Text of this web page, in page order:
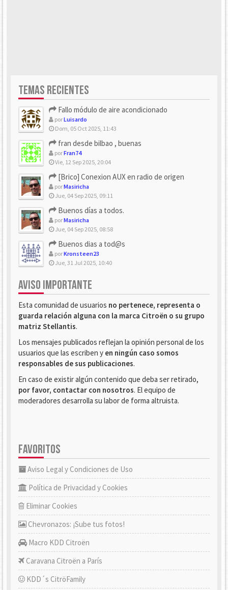
TEMAS RECIENTES
Fallo módulo de aire acondicionado
porLuisardo
Dom, 05 Oct 2025, 11:43
fran desde bilbao , buenas
porFran74
Vie, 12 Sep 2025, 20:04
[Brico] Conexion AUX en radio de origen
porMasiricha
Jue, 04 Sep 2025, 09:11
Buenos días a todos.
porMasiricha
Jue, 04 Sep 2025, 08:58
Buenos dias a tod@s
porKronsteen23
Jue, 31 Jul 2025, 10:40
AVISO IMPORTANTE
Esta comunidad de usuarios no pertenece, representa o
guarda relación alguna con la marca Citroën o su grupo
matriz Stellantis.
Los mensajes publicados reflejan la opinión personal de los
usuarios que las escriben y en ningún caso somos
responsables de sus publicaciones.
En caso de existir algún contenido que deba ser retirado,
por favor, contactar con nosotros. El equipo de
moderadores desarrolla su labor de forma altruista.
FAVORITOS
Aviso Legal y Condiciones de Uso
Política de Privacidad y Cookies
Eliminar Cookies
Chevronazos: ¡Sube tus fotos!
Macro KDD Citroën
Caravana Citroën a París
KDD´s CitröFamily